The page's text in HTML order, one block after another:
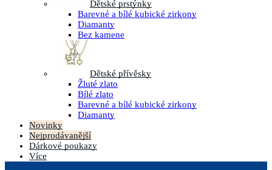
Dětské prstýnky
Barevné a bílé kubické zirkony
Diamanty
Bez kamene
Dětské přívěsky
Žluté zlato
Bílé zlato
Barevné a bílé kubické zirkony
Diamanty
Novinky
Nejprodávanější
Dárkové poukazy
Více